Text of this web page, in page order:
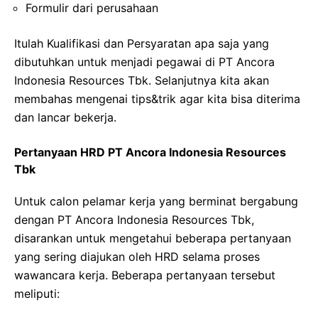
Formulir dari perusahaan
Itulah Kualifikasi dan Persyaratan apa saja yang
dibutuhkan untuk menjadi pegawai di PT Ancora
Indonesia Resources Tbk. Selanjutnya kita akan
membahas mengenai tips&trik agar kita bisa diterima
dan lancar bekerja.
Pertanyaan HRD PT Ancora Indonesia Resources
Tbk
Untuk calon pelamar kerja yang berminat bergabung
dengan PT Ancora Indonesia Resources Tbk,
disarankan untuk mengetahui beberapa pertanyaan
yang sering diajukan oleh HRD selama proses
wawancara kerja. Beberapa pertanyaan tersebut
meliputi: